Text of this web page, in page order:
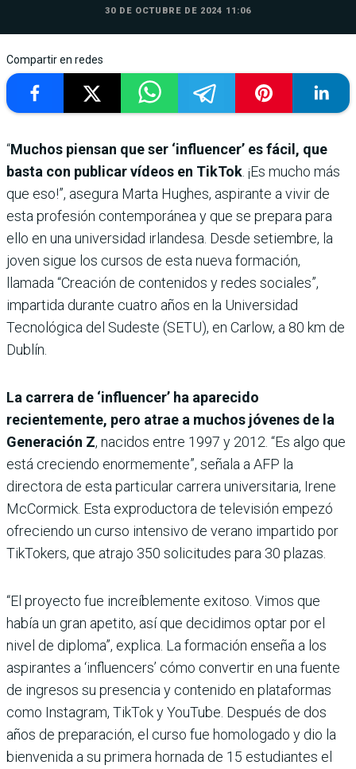
30 DE OCTUBRE DE 2024 11:06
Compartir en redes
“Muchos piensan que ser ‘influencer’ es fácil, que
basta con publicar vídeos en TikTok . ¡Es mucho más
que eso!”, asegura Marta Hughes, aspirante a vivir de
esta profesión contemporánea y que se prepara para
ello en una universidad irlandesa. Desde setiembre, la
joven sigue los cursos de esta nueva formación,
llamada “Creación de contenidos y redes sociales”,
impartida durante cuatro años en la Universidad
Tecnológica del Sudeste (SETU), en Carlow, a 80 km de
Dublín.
La carrera de ‘influencer’ ha aparecido
recientemente, pero atrae a muchos jóvenes de la
Generación Z, nacidos entre 1997 y 2012. “Es algo que
está creciendo enormemente”, señala a AFP la
directora de esta particular carrera universitaria, Irene
McCormick. Esta exproductora de televisión empezó
ofreciendo un curso intensivo de verano impartido por
TikTokers, que atrajo 350 solicitudes para 30 plazas.
“El proyecto fue increíblemente exitoso. Vimos que
había un gran apetito, así que decidimos optar por el
nivel de diploma”, explica. La formación enseña a los
aspirantes a ‘influencers’ cómo convertir en una fuente
de ingresos su presencia y contenido en plataformas
como Instagram, TikTok y YouTube. Después de dos
años de preparación, el curso fue homologado y dio la
bienvenida a su primera hornada de 15 estudiantes el